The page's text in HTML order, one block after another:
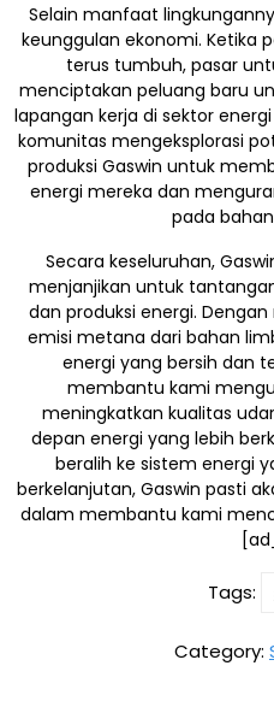
Selain manfaat
keunggulan ekonomi. Ketika
terus tumbuh, pasar
menciptakan peluang baru
lapangan kerja di sektor
komunitas mengeksplorasi
produksi Gaswin untuk
energi mereka dan
pada
Secara keseluruhan,
menjanjikan untuk
dan produksi energi.
emisi metana dari bahan
energi yang bersih dan
membantu kami
meningkatkan kualitas
depan energi yang lebih
beralih ke sistem energi
berkelanjutan, Gaswin pasti
dalam membantu kami
Tags:
Category: